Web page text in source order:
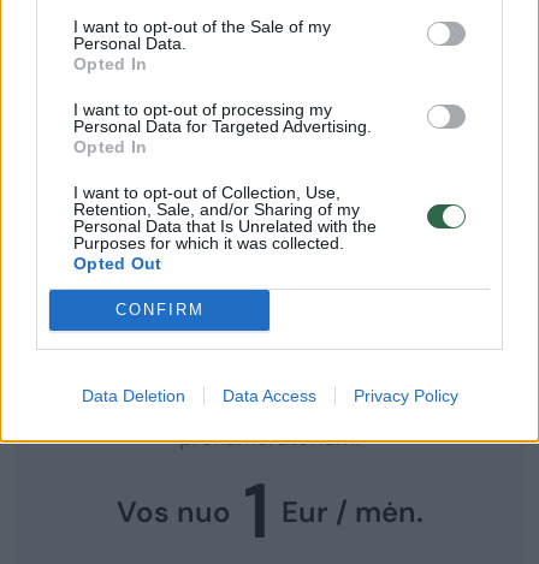
I want to opt-out of the Sale of my
Personal Data.
Opted In
I want to opt-out of processing my
Personal Data for Targeted Advertising.
Opted In
I want to opt-out of Collection, Use,
Retention, Sale, and/or Sharing of my
Personal Data that Is Unrelated with the
Purposes for which it was collected.
Opted Out
CONFIRM
Data Deletion Data Access Privacy Policy
pajamas. Vis tik jis neatmeta galimybės, jog
šis džiaugsmas ilgai nesitęs.
„Tas džiaugsmas gali būti laikinas, nes dalį jo
ekonomistas.
Norite skaityti toliau?
Prisijunkite prie mūsų bendruomenės ir tapkite
prenumeratoriumi
Vos nuo 1 Eur / mėn.